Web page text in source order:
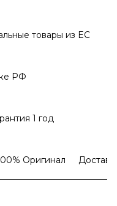
товары из EC
РФ
1 год
Оригинал